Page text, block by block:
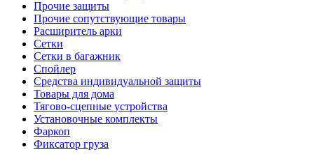
Прочие защиты
Прочие сопутствующие товары
Расширитель арки
Сетки
Сетки в багажник
Спойлер
Средства индивидуальной защиты
Товары для дома
Тягово-сцепные устройства
Установочные комплекты
Фаркоп
Фиксатор груза